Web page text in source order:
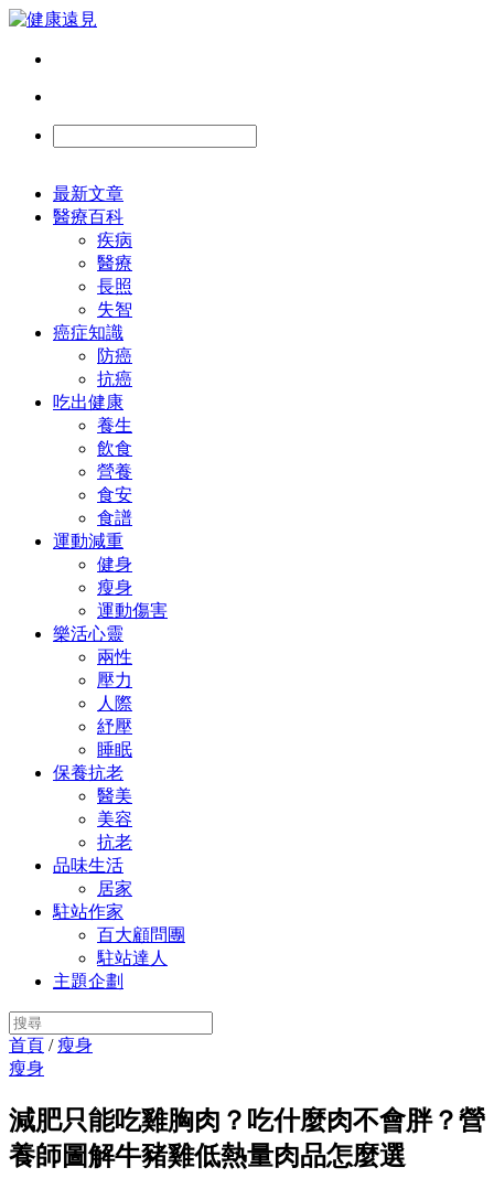
最新文章
醫療百科
疾病
醫療
長照
失智
癌症知識
防癌
抗癌
吃出健康
養生
飲食
營養
食安
食譜
運動減重
健身
瘦身
運動傷害
樂活心靈
兩性
壓力
人際
紓壓
睡眠
保養抗老
醫美
美容
抗老
品味生活
居家
駐站作家
百大顧問團
駐站達人
主題企劃
首頁 /瘦身
瘦身
減肥只能吃雞胸肉？吃什麼肉不會胖？營
養師圖解牛豬雞低熱量肉品怎麼選